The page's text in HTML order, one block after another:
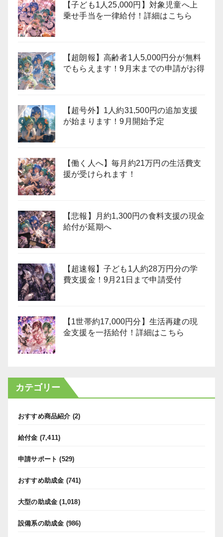
【子ども1人25,000円】対象児童へ上
乗せ手当を一律給付！詳細はこちら
【超朗報】高齢者1人5,000円分が無料
でもらえます！9月末までの申請がお得
【超号外】1人約31,500円の追加支援
が始まります！9月開始予定
【働く人へ】毎月約21万円の生活費支
援が受けられます！
【悲報】月約1,300円の食料支援の現金
給付が延期へ
【超速報】子ども1人約28万円分の学
費支援金！9月21日まで申請受付
【1世帯約17,000円分】生活再建の現
金支援を一括給付！詳細はこちら
カテゴリー
おすすめ商品紹介 (2)
給付金 (7,411)
申請サポート (529)
おすすめ助成金 (741)
大型の助成金 (1,018)
設備系の助成金 (986)